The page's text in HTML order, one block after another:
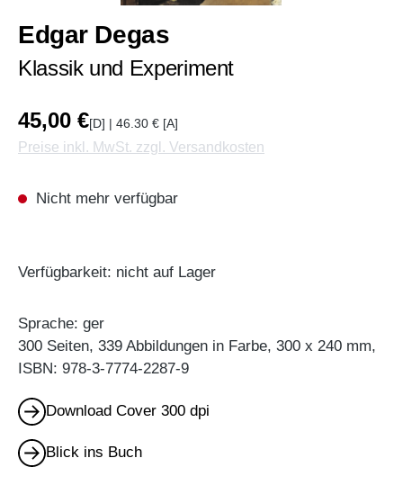
Edgar Degas
Klassik und Experiment
45,00 €[D] | 46.30 € [A]
Preise inkl. MwSt. zzgl. Versandkosten
Nicht mehr verfügbar
Verfügbarkeit: nicht auf Lager
Sprache: ger
300 Seiten, 339 Abbildungen in Farbe, 300 x 240 mm,
ISBN: 978-3-7774-2287-9
Download Cover 300 dpi
Blick ins Buch